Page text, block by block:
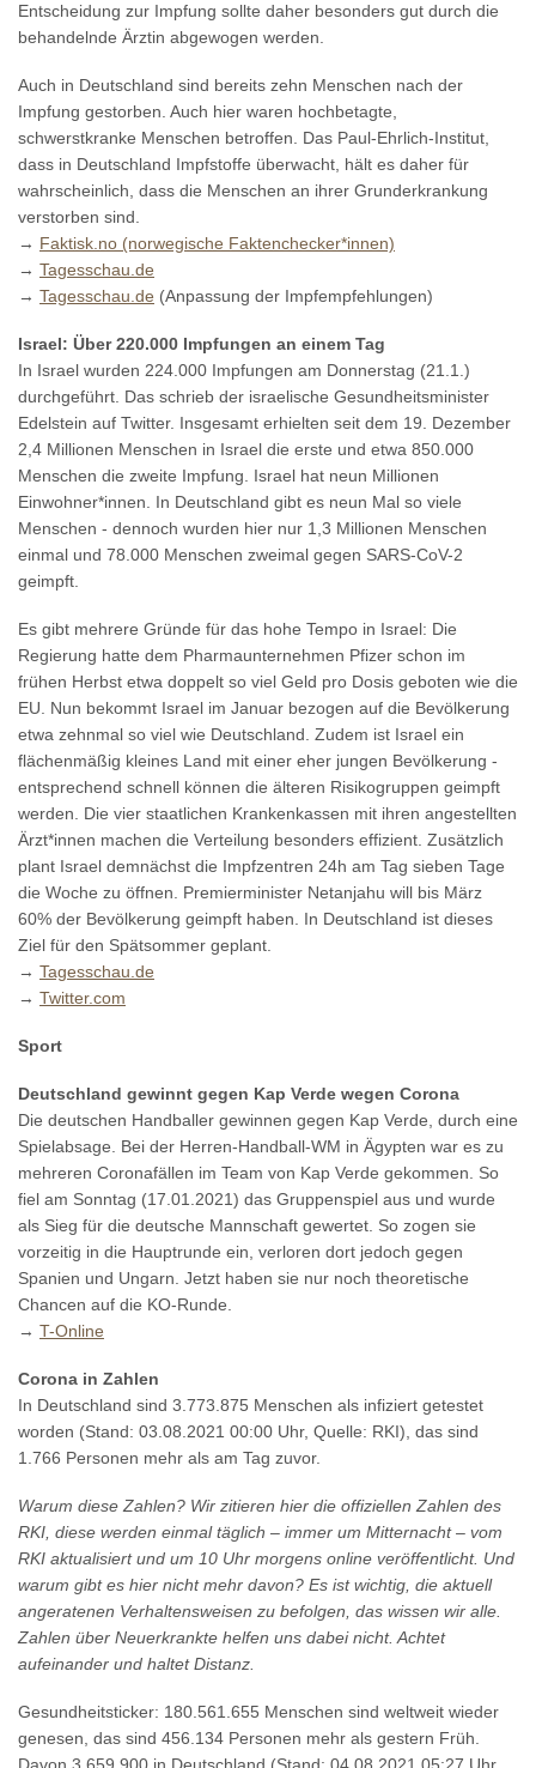
Entscheidung zur Impfung sollte daher besonders gut durch die
behandelnde Ärztin abgewogen werden.
Auch in Deutschland sind bereits zehn Menschen nach der
Impfung gestorben. Auch hier waren hochbetagte,
schwerstkranke Menschen betroffen. Das Paul-Ehrlich-Institut,
dass in Deutschland Impfstoffe überwacht, hält es daher für
wahrscheinlich, dass die Menschen an ihrer Grunderkrankung
verstorben sind.
→ Faktisk.no (norwegische Faktenchecker*innen)
→ Tagesschau.de
→ Tagesschau.de (Anpassung der Impfempfehlungen)
Israel: Über 220.000 Impfungen an einem Tag
In Israel wurden 224.000 Impfungen am Donnerstag (21.1.)
durchgeführt. Das schrieb der israelische Gesundheitsminister
Edelstein auf Twitter. Insgesamt erhielten seit dem 19. Dezember
2,4 Millionen Menschen in Israel die erste und etwa 850.000
Menschen die zweite Impfung. Israel hat neun Millionen
Einwohner*innen. In Deutschland gibt es neun Mal so viele
Menschen - dennoch wurden hier nur 1,3 Millionen Menschen
einmal und 78.000 Menschen zweimal gegen SARS-CoV-2
geimpft.
Es gibt mehrere Gründe für das hohe Tempo in Israel: Die
Regierung hatte dem Pharmaunternehmen Pfizer schon im
frühen Herbst etwa doppelt so viel Geld pro Dosis geboten wie die
EU. Nun bekommt Israel im Januar bezogen auf die Bevölkerung
etwa zehnmal so viel wie Deutschland. Zudem ist Israel ein
flächenmäßig kleines Land mit einer eher jungen Bevölkerung -
entsprechend schnell können die älteren Risikogruppen geimpft
werden. Die vier staatlichen Krankenkassen mit ihren angestellten
Ärzt*innen machen die Verteilung besonders effizient. Zusätzlich
plant Israel demnächst die Impfzentren 24h am Tag sieben Tage
die Woche zu öffnen. Premierminister Netanjahu will bis März
60% der Bevölkerung geimpft haben. In Deutschland ist dieses
Ziel für den Spätsommer geplant.
→ Tagesschau.de
→ Twitter.com
Sport
Deutschland gewinnt gegen Kap Verde wegen Corona
Die deutschen Handballer gewinnen gegen Kap Verde, durch eine
Spielabsage. Bei der Herren-Handball-WM in Ägypten war es zu
mehreren Coronafällen im Team von Kap Verde gekommen. So
fiel am Sonntag (17.01.2021) das Gruppenspiel aus und wurde
als Sieg für die deutsche Mannschaft gewertet. So zogen sie
vorzeitig in die Hauptrunde ein, verloren dort jedoch gegen
Spanien und Ungarn. Jetzt haben sie nur noch theoretische
Chancen auf die KO-Runde.
→ T-Online
Corona in Zahlen
In Deutschland sind 3.773.875 Menschen als infiziert getestet
worden (Stand: 03.08.2021 00:00 Uhr, Quelle: RKI), das sind
1.766 Personen mehr als am Tag zuvor.
Warum diese Zahlen? Wir zitieren hier die offiziellen Zahlen des
RKI, diese werden einmal täglich – immer um Mitternacht – vom
RKI aktualisiert und um 10 Uhr morgens online veröffentlicht. Und
warum gibt es hier nicht mehr davon? Es ist wichtig, die aktuell
angeratenen Verhaltensweisen zu befolgen, das wissen wir alle.
Zahlen über Neuerkrankte helfen uns dabei nicht. Achtet
aufeinander und haltet Distanz.
Gesundheitsticker: 180.561.655 Menschen sind weltweit wieder
genesen, das sind 456.134 Personen mehr als gestern Früh.